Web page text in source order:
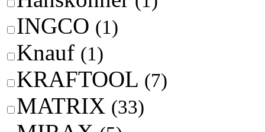
INGCO (1)
Knauf (1)
KRAFTOOL (7)
MATRIX (33)